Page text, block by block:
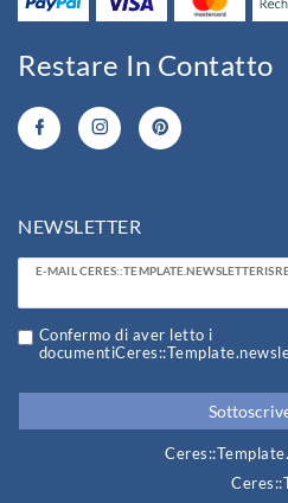
Restare In Contatto
NEWSLETTER
E-MAIL
Confermo di aver letto i